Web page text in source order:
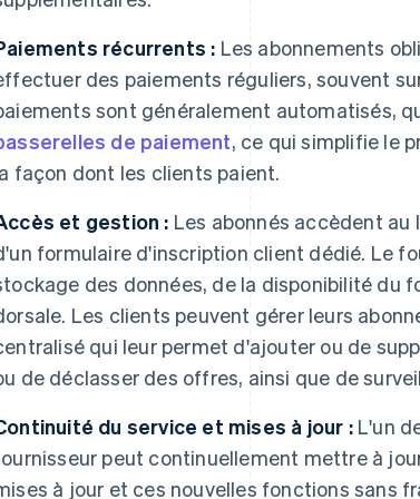
récurrents : Les abonnements
des paiements réguliers, souvent
sont généralement automatisés,
de paiement, ce qui simplifie le
façon dont les clients paient.
et gestion : Les abonnés accèdent au
formulaire d'inscription client dédié. Le
des données, de la disponibilité du
Les clients peuvent gérer leurs
qui leur permet d'ajouter ou de
de déclasser des offres, ainsi que de
du service et mises à jour :L'un
peut continuellement mettre à
à jour et ces nouvelles fonctions sans